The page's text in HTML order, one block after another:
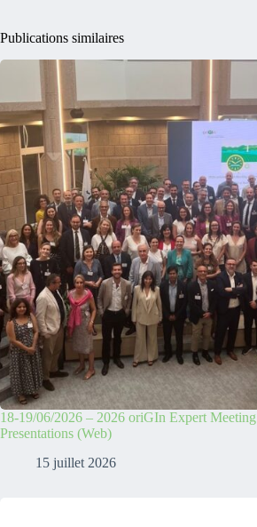
Publications similaires
18-19/06/2026 – 2026 oriGIn Expert
Presentations (Web)
15 juillet 2026